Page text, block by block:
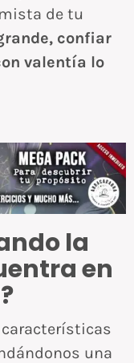
de tu
confiar
valentía lo
la
en
una